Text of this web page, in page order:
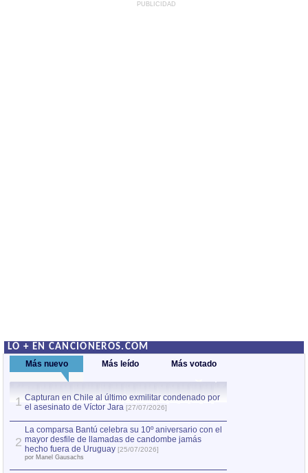
PUBLICIDAD
LO + EN CANCIONEROS.COM
Más nuevo Más leído Más votado
1 Capturan en Chile al último exmilitar condenado por
el asesinato de Víctor Jara [27/07/2026]
2
La comparsa Bantú celebra su 10º aniversario con el
mayor desfile de llamadas de candombe jamás
hecho fuera de Uruguay [25/07/2026]
por Manel Gausachs